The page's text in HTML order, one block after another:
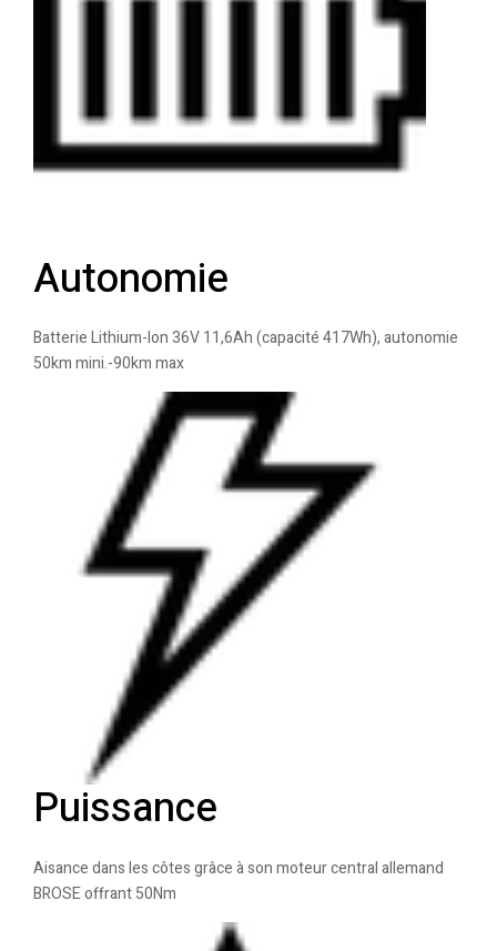
Autonomie
Batterie Lithium-Ion 36V 11,6Ah (capacité 417Wh), autonomie
50km mini.-90km max
Puissance
Aisance dans les côtes grâce à son moteur central allemand
BROSE offrant 50Nm